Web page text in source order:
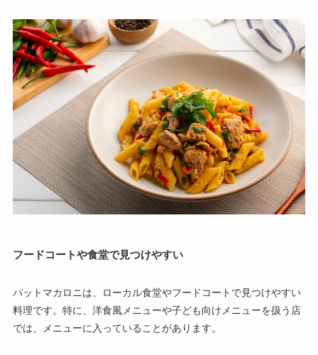
フードコートや食堂で見つけやすい
パットマカロニは、ローカル食堂やフードコートで見つけやすい
料理です。特に、洋食風メニューや子ども向けメニューを扱う店
では、メニューに入っていることがあります。